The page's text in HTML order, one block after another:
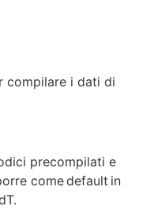
compilare i dati di
precompilati e
come default in